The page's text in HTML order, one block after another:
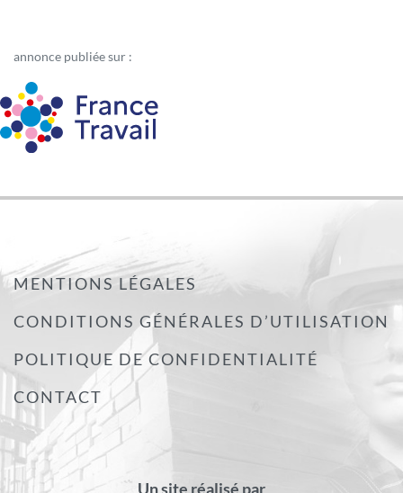
annonce publiée sur :
MENTIONS LÉGALES
CONDITIONS GÉNÉRALES D’UTILISATION
POLITIQUE DE CONFIDENTIALITÉ
CONTACT
Un site réalisé par